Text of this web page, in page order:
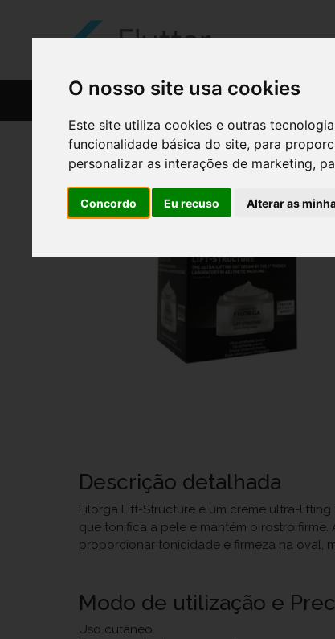
O nosso site usa cookies
Este site utiliza cookies e outras
funcionalidade básica do site, para
personalizar as interações de marketing,
Concordo Eu recuso Alterar as
Descrição detalhada
Filorga Lift-Structure é um creme ultra-
que tonifica a pele e mantém o rostro
proporcionar tonicidade e firmeza na oval,
Modo de utilização e
Uso cutâneo